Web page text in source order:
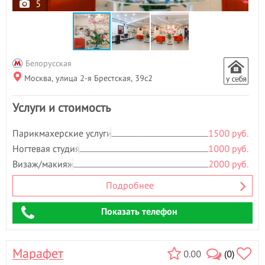
Наращивание волос- 1
Наращивание ногтей- 7
Наращивание ресниц- 7
Нехирургическая
блефаропластика- 1
Носогубная складка- 1
Обертывание- 73
Оздоровительный массаж- 4
Окрашивание бровей- 13
Окрашивание волос- 14
Окрашивание ресниц- 8
Парафиновые ванночки- 6
Педикюр- 20
5
Белорусская
Москва, улица 2-я Брестская, 39с2
Услуги и стоимость
Парикмахерские услуги
1500 руб.
Ногтевая студия
1000 руб.
Визаж/макияж
2000 руб.
Подробнее
Показать телефон
0.00 (0)
Марафет